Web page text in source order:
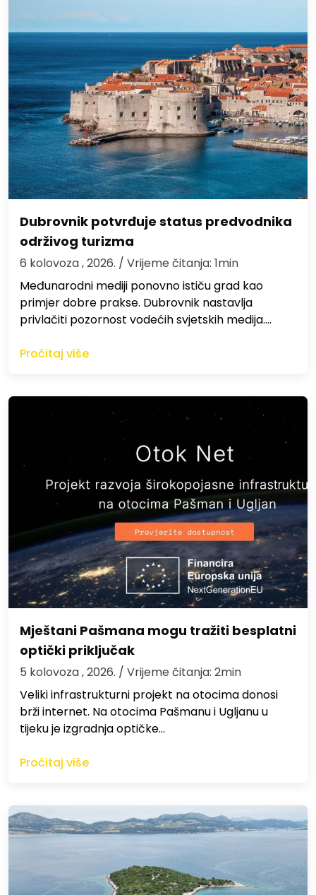
Dubrovnik potvrđuje status predvodnika
održivog turizma
6 kolovoza , 2026. / Vrijeme čitanja: 1min
Međunarodni mediji ponovno ističu grad kao
primjer dobre prakse. Dubrovnik nastavlja
privlačiti pozornost vodećih svjetskih medija.…
Pročitaj više
Mještani Pašmana mogu tražiti besplatni
optički priključak
5 kolovoza , 2026. / Vrijeme čitanja: 2min
Veliki infrastrukturni projekt na otocima donosi
brži internet. Na otocima Pašmanu i Ugljanu u
tijeku je izgradnja optičke…
Pročitaj više